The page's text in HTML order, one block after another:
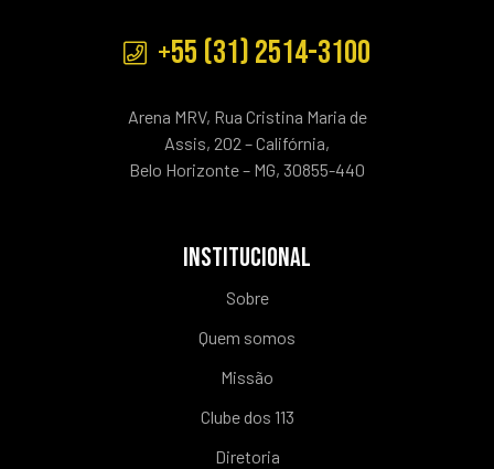
+55 (31) 2514-3100
Arena MRV, Rua Cristina Maria de
Assis, 202 – Califórnia,
Belo Horizonte – MG, 30855-440
INSTITUCIONAL
Sobre
Quem somos
Missão
Clube dos 113
Diretoria